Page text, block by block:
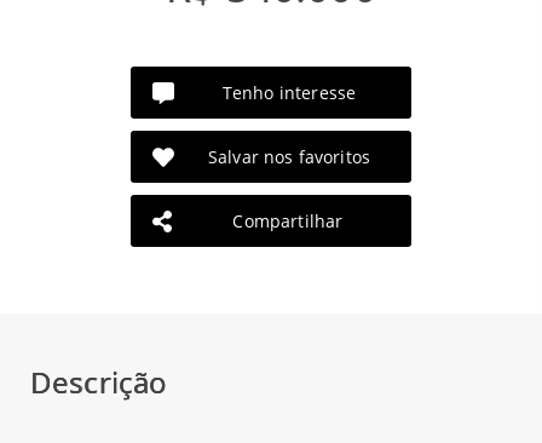
Tenho interesse
Salvar nos favoritos
Compartilhar
Descrição